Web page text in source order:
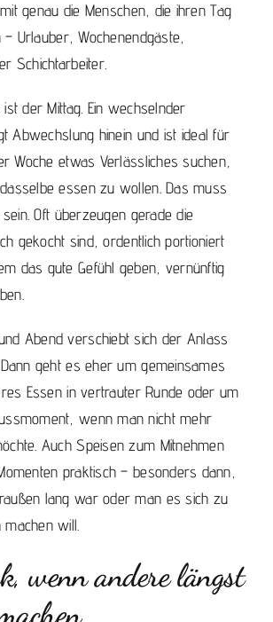
genau die Menschen, die ihren Tag
– Urlauber, Wochenendgäste,
Schichtarbeiter.
der Mittag. Ein wechselnder
Abwechslung hinein und ist ideal für
Woche etwas Verlässliches suchen,
essen zu wollen. Das muss
Oft überzeugen gerade die
gekocht sind, ordentlich portioniert
das gute Gefühl geben, vernünftig
Abend verschiebt sich der Anlass
geht es eher um gemeinsames
Essen in vertrauter Runde oder um
wenn man nicht mehr
Auch Speisen zum Mitnehmen
praktisch – besonders dann,
lang war oder man es sich zu
machen will.
wenn andere längst